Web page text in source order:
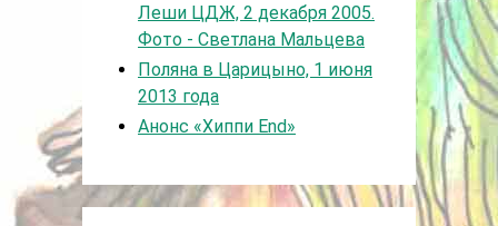
Леши ЦДЖ, 2 декабря 2005.
Фото - Светлана Мальцева
Поляна в Царицыно, 1 июня
2013 года
Анонс «Хиппи End»